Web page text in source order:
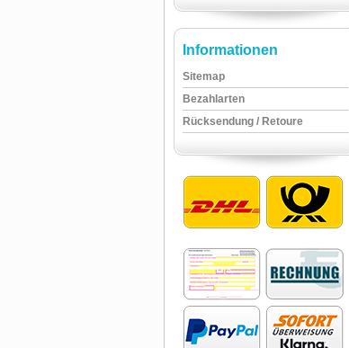
Informationen
Sitemap
Bezahlarten
Rücksendung / Retoure